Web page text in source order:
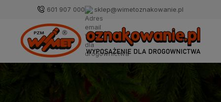
601 907 000 sklep@wimetoznakowanie.pl